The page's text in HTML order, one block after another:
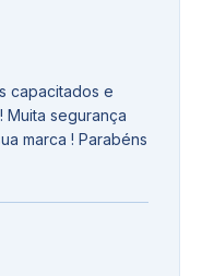
capacitados e
Muita segurança
marca ! Parabéns